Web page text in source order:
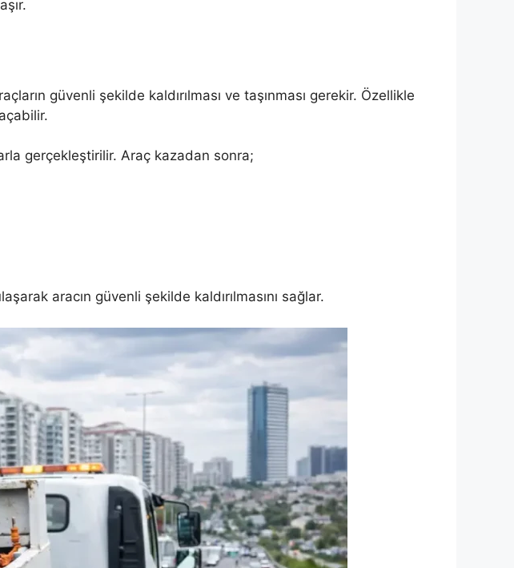
güvenli şekilde kaldırılması ve taşınması gerekir. Özellikle
gerçekleştirilir. Araç kazadan sonra;
aracın güvenli şekilde kaldırılmasını sağlar.